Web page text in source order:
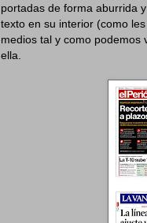
portadas de forma aburrida
texto en su interior (como
medios tal y como podemos
ella.